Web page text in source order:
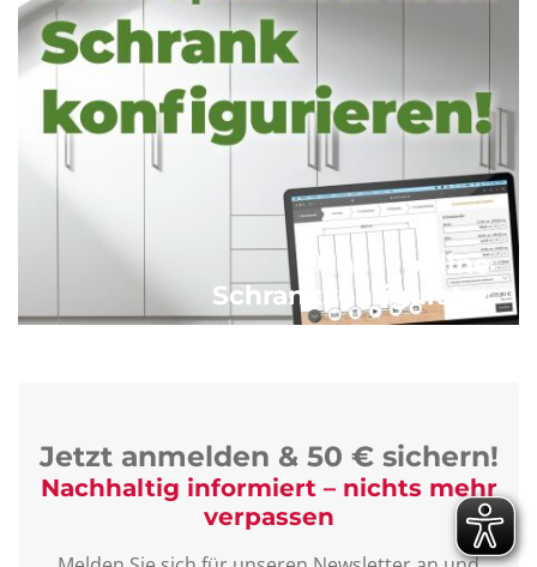
Unser online
Schrankkonfigurator
Jetzt anmelden & 50 € sichern!
Nachhaltig informiert – nichts mehr
verpassen